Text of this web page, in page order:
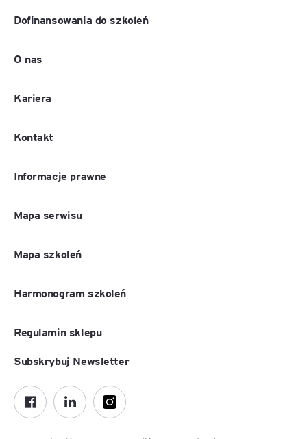
Dofinansowania do szkoleń
O nas
Kariera
Kontakt
Informacje prawne
Mapa serwisu
Mapa szkoleń
Harmonogram szkoleń
Regulamin sklepu
Subskrybuj Newsletter